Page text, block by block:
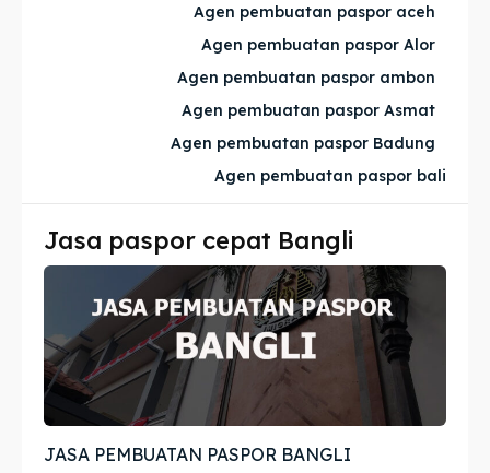
Imta
Legalisir
Apostille
Penerjemah
Asuransi
Imta
Legalisir
Apostille
Penerjemah
Asuransi
Agen pembuatan paspor aceh
Agen pembuatan paspor Alor
Agen pembuatan paspor ambon
Agen pembuatan paspor Asmat
Agen pembuatan paspor Badung
Agen pembuatan paspor bali
Jasa paspor cepat Bangli
JASA PEMBUATAN PASPOR BANGLI